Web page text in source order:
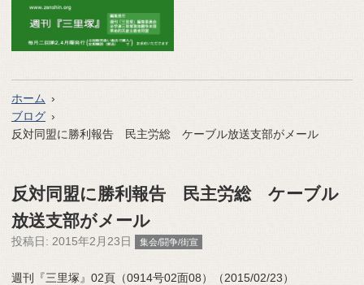
ホーム
ブログ
反対同盟に勝利報告 民主労総 ケーブル放送支部がメール
反対同盟に勝利報告 民主労総 ケーブル
放送支部がメール
投稿日: 2015年2月23日 集会/闘争/街宣
週刊『三里塚』02頁（0914号02面08）（2015/02/23）